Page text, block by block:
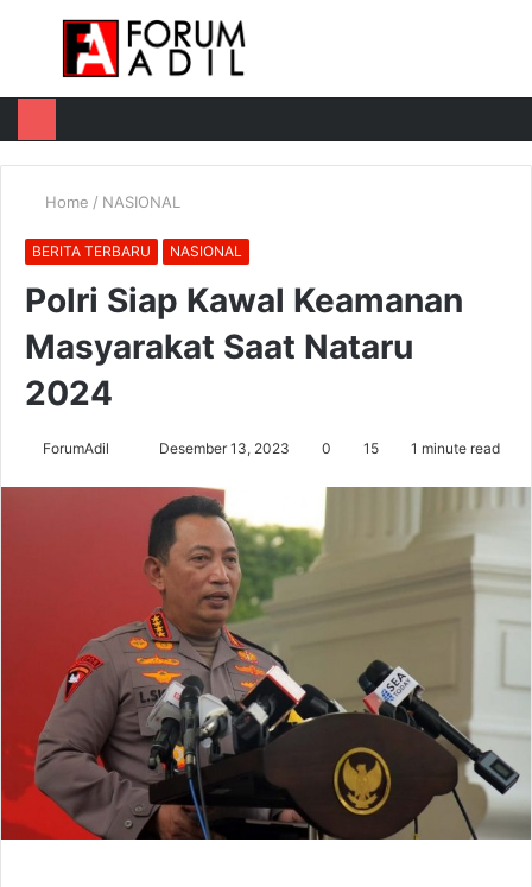
Menu
Home / NASIONAL
BERITA TERBARU NASIONAL
Polri Siap Kawal Keamanan
Masyarakat Saat Nataru
2024
ForumAdil Desember 13, 2023 0 15 1 minute read